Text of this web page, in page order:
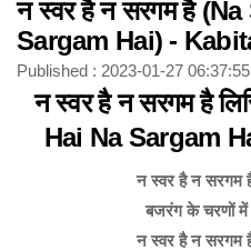
न स्वर है न सरगम है
Sargam Hai) -
Published : 2023-01-27
न स्वर है न सरगम है
Hai Na Sargam
न स्वर है न सरगम
बजरंग के चरणों
न स्वर है न सरगम